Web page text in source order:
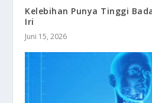
Kelebihan Punya Tinggi
Iri
Juni 15, 2026